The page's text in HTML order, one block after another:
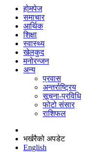
होमपेज
समाचार
आर्थिक
शिक्षा
स्वास्थ्य
खेलकुद
मनोरन्जन
अन्य
प्रवास
अन्तर्राष्ट्रिय
सूचना-प्रविधि
फोटो संसार
राशिफल
भर्खरैको अपडेट
English